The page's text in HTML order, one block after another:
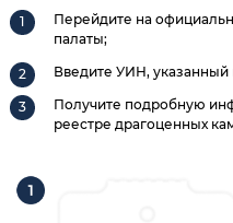
Перейдите на
палаты;
Введите УИН, указанный
Получите подробную
реестре драгоценных